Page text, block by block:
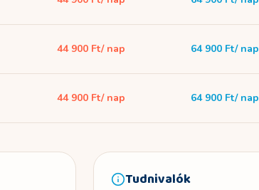
44 900 Ft/ nap 64 900 Ft/ nap
44 900 Ft/ nap 64 900 Ft/ nap
Tudnivalók